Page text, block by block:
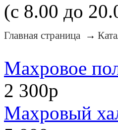
(с 8.00 до
Главная страница →
Махровое
2 300р
Махровый